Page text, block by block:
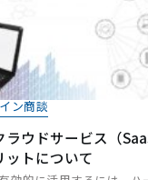
ン商談
ウドサービス（
ットについて